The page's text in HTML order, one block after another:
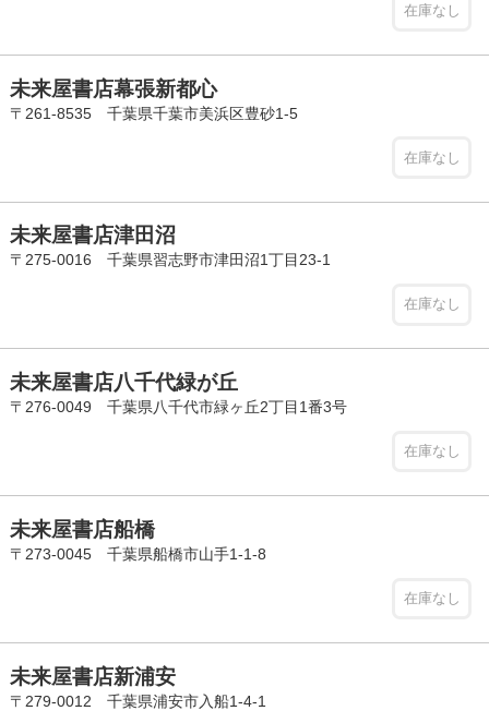
在庫なし
未来屋書店幕張新都心
〒261-8535 千葉県千葉市美浜区豊砂1-5
在庫なし
未来屋書店津田沼
〒275-0016 千葉県習志野市津田沼1丁目23-1
在庫なし
未来屋書店八千代緑が丘
〒276-0049 千葉県八千代市緑ヶ丘2丁目1番3号
在庫なし
未来屋書店船橋
〒273-0045 千葉県船橋市山手1-1-8
在庫なし
未来屋書店新浦安
〒279-0012 千葉県浦安市入船1-4-1